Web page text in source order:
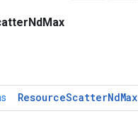
ResourceScatterNdMax